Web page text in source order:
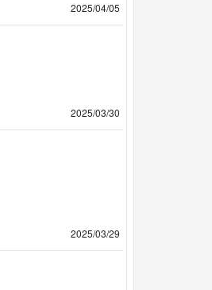
2025/04/05
2025/03/30
2025/03/29